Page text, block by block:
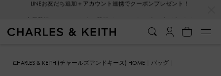
CHARLES & KEITH (チャールズアンドキース) HOME
バッグ